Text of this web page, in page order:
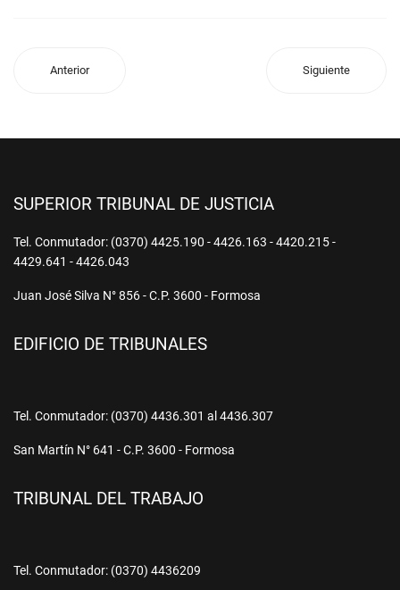
Anterior Siguiente
SUPERIOR TRIBUNAL DE JUSTICIA
Tel. Conmutador: (0370) 4425.190 - 4426.163 - 4420.215 -
4429.641 - 4426.043
Juan José Silva N° 856 - C.P. 3600 - Formosa
EDIFICIO DE TRIBUNALES
Tel. Conmutador: (0370) 4436.301 al 4436.307
San Martín N° 641 - C.P. 3600 - Formosa
TRIBUNAL DEL TRABAJO
Tel. Conmutador: (0370) 4436209